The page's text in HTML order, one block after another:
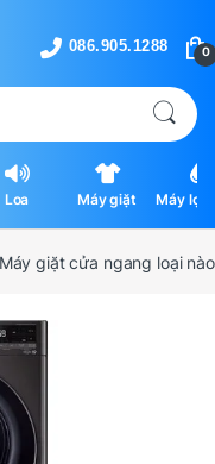
0
Loa Máy giặt
Máy lọc
Máy giặt cửa ngang loại